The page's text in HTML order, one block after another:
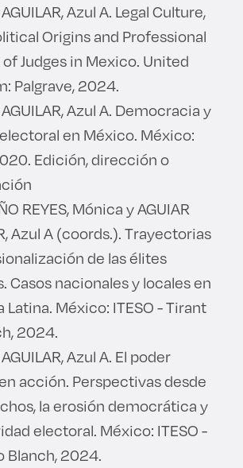
Azul A. Legal Culture,
Origins and Professional
Judges in Mexico. United
Palgrave, 2024.
Azul A. Democracia y
en México. México:
Edición, dirección o
REYES, Mónica y AGUIAR
Azul A (coords.). Trayectorias
de las élites
Casos nacionales y locales en
Latina. México: ITESO - Tirant
2024.
Azul A. El poder
acción. Perspectivas desde
la erosión democrática y
electoral. México: ITESO -
Blanch, 2024.